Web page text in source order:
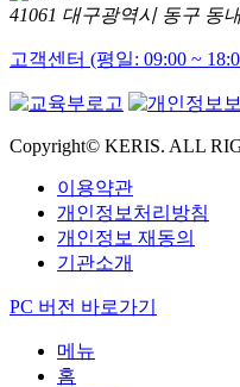
41061 대구광역시 동구 동
고객센터 (평일: 09:00 ~
Copyright© KERIS. ALL
이용약관
개인정보처리방침
개인정보 재동의
기관소개
PC 버전 바로가기
메뉴
홈